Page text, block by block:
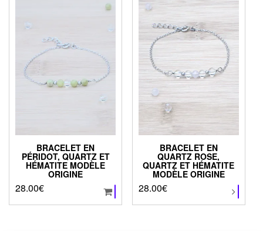
BRACELET EN
PÉRIDOT, QUARTZ ET
HÉMATITE MODÈLE
ORIGINE
28.00€
BRACELET EN
QUARTZ ROSE,
QUARTZ ET HÉMATITE
MODÈLE ORIGINE
28.00€